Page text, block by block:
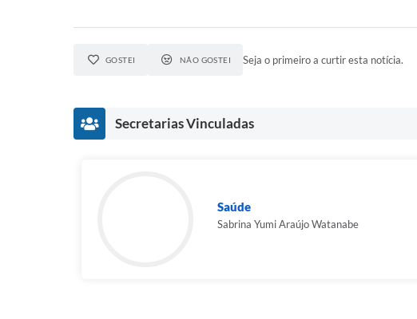
GOSTEI NÃO GOSTEI Seja o primeiro a curtir esta notícia.
Secretarias Vinculadas
Saúde
Sabrina Yumi Araújo Watanabe